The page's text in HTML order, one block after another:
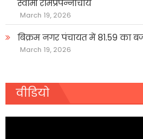
स्वामी रामप्रपन्नाचार्य
March 19, 2026
बिक्रम नगर पंचायत में 81.59 का
March 19, 2026
वीडियो